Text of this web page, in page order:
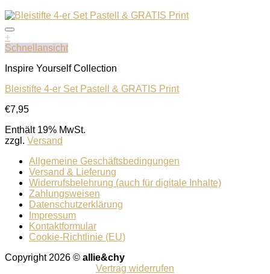
+
Schnellansicht
Inspire Yourself Collection
Bleistifte 4-er Set Pastell & GRATIS Print
€7,95
Enthält 19% MwSt.
zzgl. Versand
Allgemeine Geschäftsbedingungen
Versand & Lieferung
Widerrufsbelehrung (auch für digitale Inhalte)
Zahlungsweisen
Datenschutzerklärung
Impressum
Kontaktformular
Cookie-Richtlinie (EU)
Copyright 2026 © allie&chy
Vertrag widerrufen